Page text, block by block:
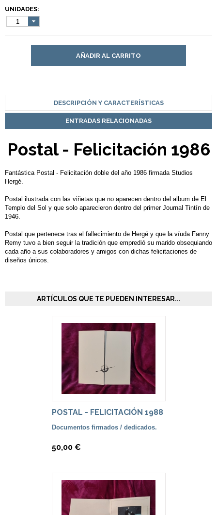
UNIDADES:
1
AÑADIR AL CARRITO
DESCRIPCIÓN Y CARACTERÍSTICAS
ENTRADAS RELACIONADAS
Postal - Felicitación 1986
Fantástica Postal - Felicitación doble del año 1986 firmada Studios
Hergé.
Postal ilustrada con las viñetas que no aparecen dentro del album de El
Templo del Sol y que solo aparecieron dentro del primer Journal Tintín de
1946.
Postal que pertenece tras el fallecimiento de Hergé y que la víuda Fanny
Remy tuvo a bien seguir la tradición que empredió su marido obsequiando
cada año a sus colaboradores y amigos con dichas felicitaciones de
diseños únicos.
ARTÍCULOS QUE TE PUEDEN INTERESAR...
POSTAL - FELICITACIÓN 1988
Documentos firmados / dedicados.
50,00 €